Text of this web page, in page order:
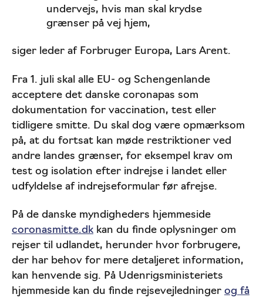
undervejs, hvis man skal krydse
grænser på vej hjem,
siger leder af Forbruger Europa, Lars Arent.
Fra 1. juli skal alle EU- og Schengenlande
acceptere det danske coronapas som
dokumentation for vaccination, test eller
tidligere smitte. Du skal dog være opmærksom
på, at du fortsat kan møde restriktioner ved
andre landes grænser, for eksempel krav om
test og isolation efter indrejse i landet eller
udfyldelse af indrejseformular før afrejse.
På de danske myndigheders hjemmeside
coronasmitte.dk kan du finde oplysninger om
rejser til udlandet, herunder hvor forbrugere,
der har behov for mere detaljeret information,
kan henvende sig. På Udenrigsministeriets
hjemmeside kan du finde rejsevejledninger og få